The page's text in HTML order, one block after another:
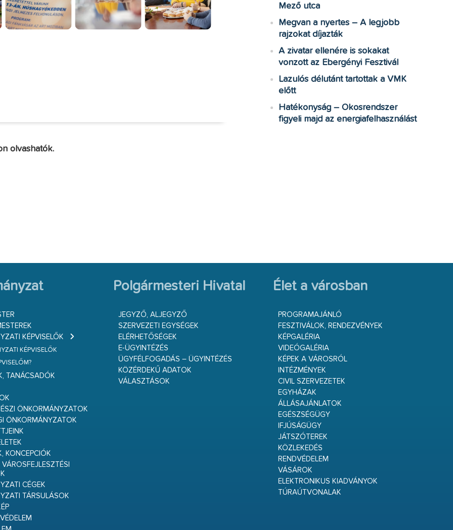
olvashatók.
Mező utca
Megvan a nyertes – A legjobb
rajzokat díjazták
A zivatar ellenére is sokakat
vonzott az Ebergényi Fesztivál
Lazulós délutánt tartottak a VMK
előtt
Hatékonyság – Okosrendszer
figyeli majd az energiafelhasználást
KÉPVISELŐK
KÉPVISELŐK
TANÁCSADÓK
ÖNKORMÁNYZATOK
ÖNKORMÁNYZATOK
KONCEPCIÓK
VÁROSFEJLESZTÉSI
CÉGEK
TÁRSULÁSOK
Polgármesteri Hivatal
JEGYZŐ, ALJEGYZŐ
SZERVEZETI EGYSÉGEK
ELÉRHETŐSÉGEK
E-ÜGYINTÉZÉS
ÜGYFÉLFOGADÁS – ÜGYINTÉZÉS
KÖZÉRDEKŰ ADATOK
VÁLASZTÁSOK
Élet a városban
PROGRAMAJÁNLÓ
FESZTIVÁLOK, RENDEZVÉNYEK
KÉPGALÉRIA
VIDEÓGALÉRIA
KÉPEK A VÁROSRÓL
INTÉZMÉNYEK
CIVIL SZERVEZETEK
EGYHÁZAK
ÁLLÁSAJÁNLATOK
EGÉSZSÉGÜGY
IFJÚSÁGÜGY
JÁTSZÓTEREK
KÖZLEKEDÉS
RENDVÉDELEM
VÁSÁROK
ELEKTRONIKUS KIADVÁNYOK
TÚRAÚTVONALAK